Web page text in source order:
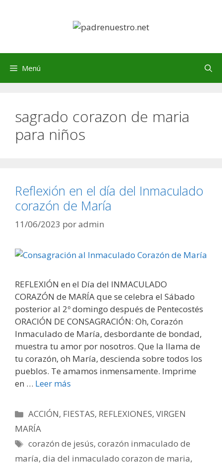
Menú
sagrado corazon de maria
para niños
Reflexión en el día del Inmaculado
corazón de María
11/06/2023 poradmin
REFLEXIÓN en el Día del INMACULADO
CORAZÓN de MARÍA que se celebra el Sábado
posterior al 2º domingo después de Pentecostés
ORACIÓN DE CONSAGRACIÓN: Oh, Corazón
Inmaculado de María, desbordante de bondad,
muestra tu amor por nosotros. Que la llama de
tu corazón, oh María, descienda sobre todos los
pueblos. Te amamos inmensamente. Imprime
en … Leer más
Categorías
ACCIÓN, FIESTAS, REFLEXIONES,VIRGEN
MARÍA
Etiquetas
corazón de jesús,corazón inmaculado de
maría, dia del inmaculado corazon de maria,